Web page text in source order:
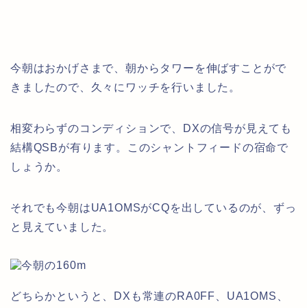
今朝はおかげさまで、朝からタワーを伸ばすことがで
きましたので、久々にワッチを行いました。
相変わらずのコンディションで、DXの信号が見えても
結構QSBが有ります。このシャントフィードの宿命で
しょうか。
それでも今朝はUA1OMSがCQを出しているのが、ずっ
と見えていました。
どちらかというと、DXも常連のRA0FF、UA1OMS、